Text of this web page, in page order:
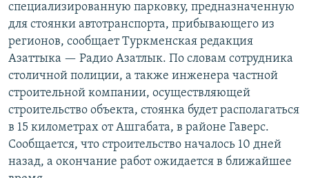
специализированную парковку, предназначенную
для стоянки автотранспорта, прибывающего из
регионов, сообщает Туркменская редакция
Азаттыка — Радио Азатлык. По словам сотрудника
столичной полиции, а также инженера частной
строительной компании, осуществляющей
строительство объекта, стоянка будет располагаться
в 15 километрах от Ашгабата, в районе Гаверс.
Сообщается, что строительство началось 10 дней
назад, а окончание работ ожидается в ближайшее